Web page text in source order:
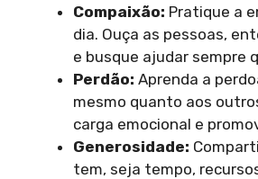
Compaixão: Pratique a
dia. Ouça as pessoas,
e busque ajudar sempre
Perdão: Aprenda a
mesmo quanto aos
carga emocional e
Generosidade:
tem, seja tempo,